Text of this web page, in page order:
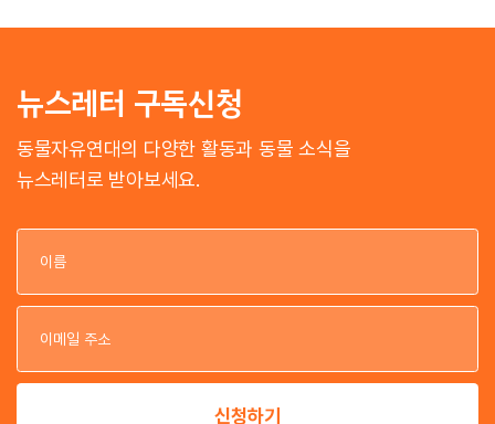
뉴스레터 구독신청
동물자유연대의 다양한 활동과 동물 소식을
뉴스레터로 받아보세요.
이
이
신청하기